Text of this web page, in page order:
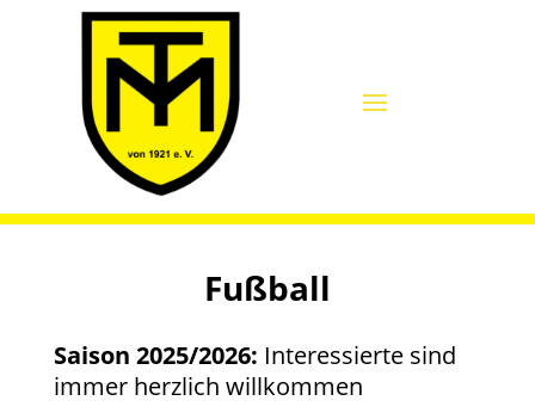
Fußball
Saison 2025/2026: Interessierte sind
immer herzlich willkommen